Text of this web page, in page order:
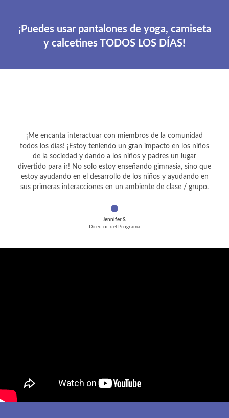
¡Puedes usar pantalones de yoga, camiseta
y calcetines TODOS LOS DÍAS!
¡Me encanta interactuar con miembros de la comunidad
todos los días! ¡Estoy teniendo un gran impacto en los niños
de la sociedad y dando a los niños y padres un lugar
divertido para ir! No solo estoy enseñando gimnasia, sino que
estoy ayudando en el desarrollo de los niños y ayudando en
sus primeras interacciones en un ambiente de clase / grupo.
Jennifer S.
Director del Programa